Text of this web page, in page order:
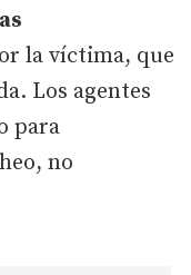
la víctima, que
Los agentes
para
no